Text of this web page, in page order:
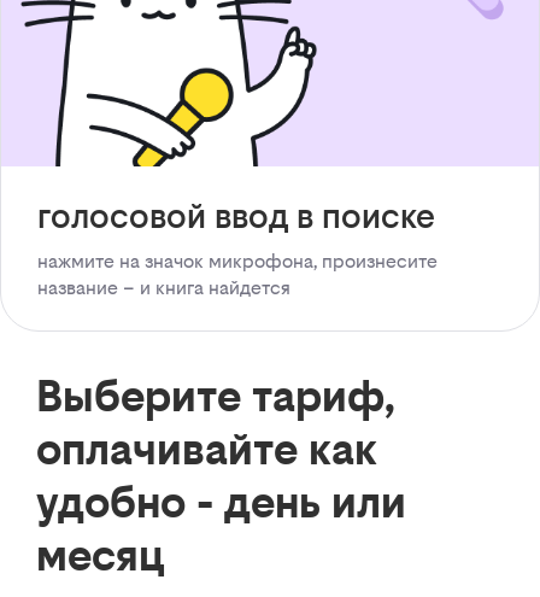
голосовой ввод в поиске
нажмите на значок микрофона, произнесите
название – и книга найдется
Выберите тариф,
оплачивайте как
удобно - день или
месяц